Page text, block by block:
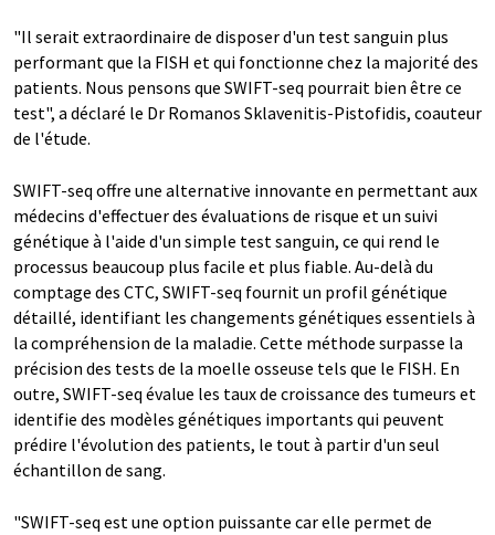
"Il serait extraordinaire de disposer d'un test sanguin plus
performant que la FISH et qui fonctionne chez la majorité des
patients. Nous pensons que SWIFT-seq pourrait bien être ce
test", a déclaré le Dr Romanos Sklavenitis-Pistofidis, coauteur
de l'étude.
SWIFT-seq offre une alternative innovante en permettant aux
médecins d'effectuer des évaluations de risque et un suivi
génétique à l'aide d'un simple test sanguin, ce qui rend le
processus beaucoup plus facile et plus fiable. Au-delà du
comptage des CTC, SWIFT-seq fournit un profil génétique
détaillé, identifiant les changements génétiques essentiels à
la compréhension de la maladie. Cette méthode surpasse la
précision des tests de la moelle osseuse tels que le FISH. En
outre, SWIFT-seq évalue les taux de croissance des tumeurs et
identifie des modèles génétiques importants qui peuvent
prédire l'évolution des patients, le tout à partir d'un seul
échantillon de sang.
"SWIFT-seq est une option puissante car elle permet de